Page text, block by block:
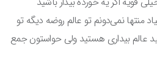
نمی‌دونم تو عالم روضه دیگه تو
عالم بیداری هستید ولی حواستون جمع